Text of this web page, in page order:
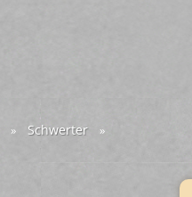
» Schwerter »